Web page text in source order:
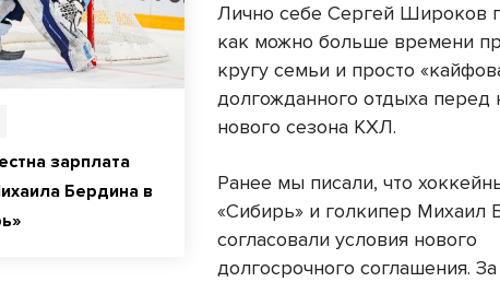
зарплата
Бердина в
Лично себе Сергей Широков
как можно больше времени
кругу семьи и просто
долгожданного отдыха перед
нового сезона КХЛ.
Ранее мы писали, что
«Сибирь» и голкипер Михаил
согласовали условия нового
долгосрочного соглашения.